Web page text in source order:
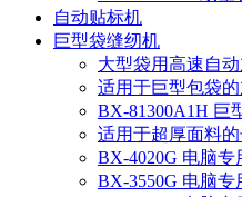
自动贴标机
巨型袋缝纫机
大型袋用高速自
适用于巨型包袋
BX-81300A1H 巨
适用于超厚面料
BX-4020G 电脑专
BX-3550G 电脑专